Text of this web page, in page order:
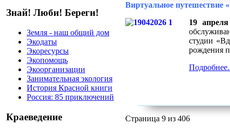
Знай! Люби! Береги!
Земля - наш общий дом
Экодаты
Экоресурсы
Экопомощь
Экоорганизации
Занимательная экология
История Красной книги
Россия: 85 приключений
Краеведение
Виртуальное
19 апреля
студии
рождения
Страница 9 из 406